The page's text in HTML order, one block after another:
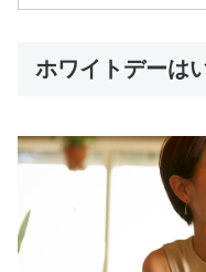
ホワイトデーは